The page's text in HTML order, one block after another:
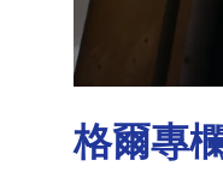
格爾專